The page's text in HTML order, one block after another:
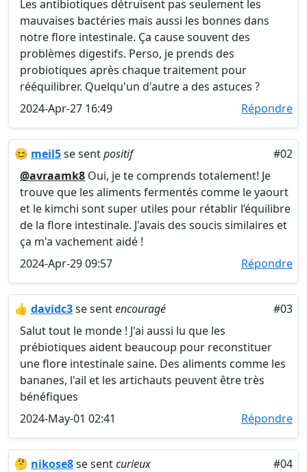
Les antibiotiques détruisent pas seulement les
mauvaises bactéries mais aussi les bonnes dans
notre flore intestinale. Ça cause souvent des
problèmes digestifs. Perso, je prends des
probiotiques après chaque traitement pour
rééquilibrer. Quelqu'un d'autre a des astuces ?
2024-Apr-27 16:49
Répondre
😊 meil5se sentpositif
#02
@avraamk8 Oui, je te comprends totalement! Je
trouve que les aliments fermentés comme le yaourt
et le kimchi sont super utiles pour rétablir l’équilibre
de la flore intestinale. J'avais des soucis similaires et
ça m'a vachement aidé !
2024-Apr-29 09:57
Répondre
👍 davidc3se sentencouragé
#03
Salut tout le monde ! J'ai aussi lu que les
prébiotiques aident beaucoup pour reconstituer
une flore intestinale saine. Des aliments comme les
bananes, l'ail et les artichauts peuvent être très
bénéfiques
2024-May-01 02:41
Répondre
🤔 nikose8se sentcurieux
#04